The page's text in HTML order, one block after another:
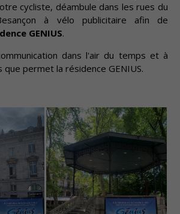
cycliste, déambule dans les rues du
à vélo publicitaire afin de
GENIUS.
dans l'air du temps et à
que permet la résidence GENIUS.